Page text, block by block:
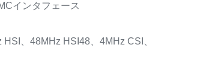
インタフェース
、48MHz HSI48、4MHz CSI、